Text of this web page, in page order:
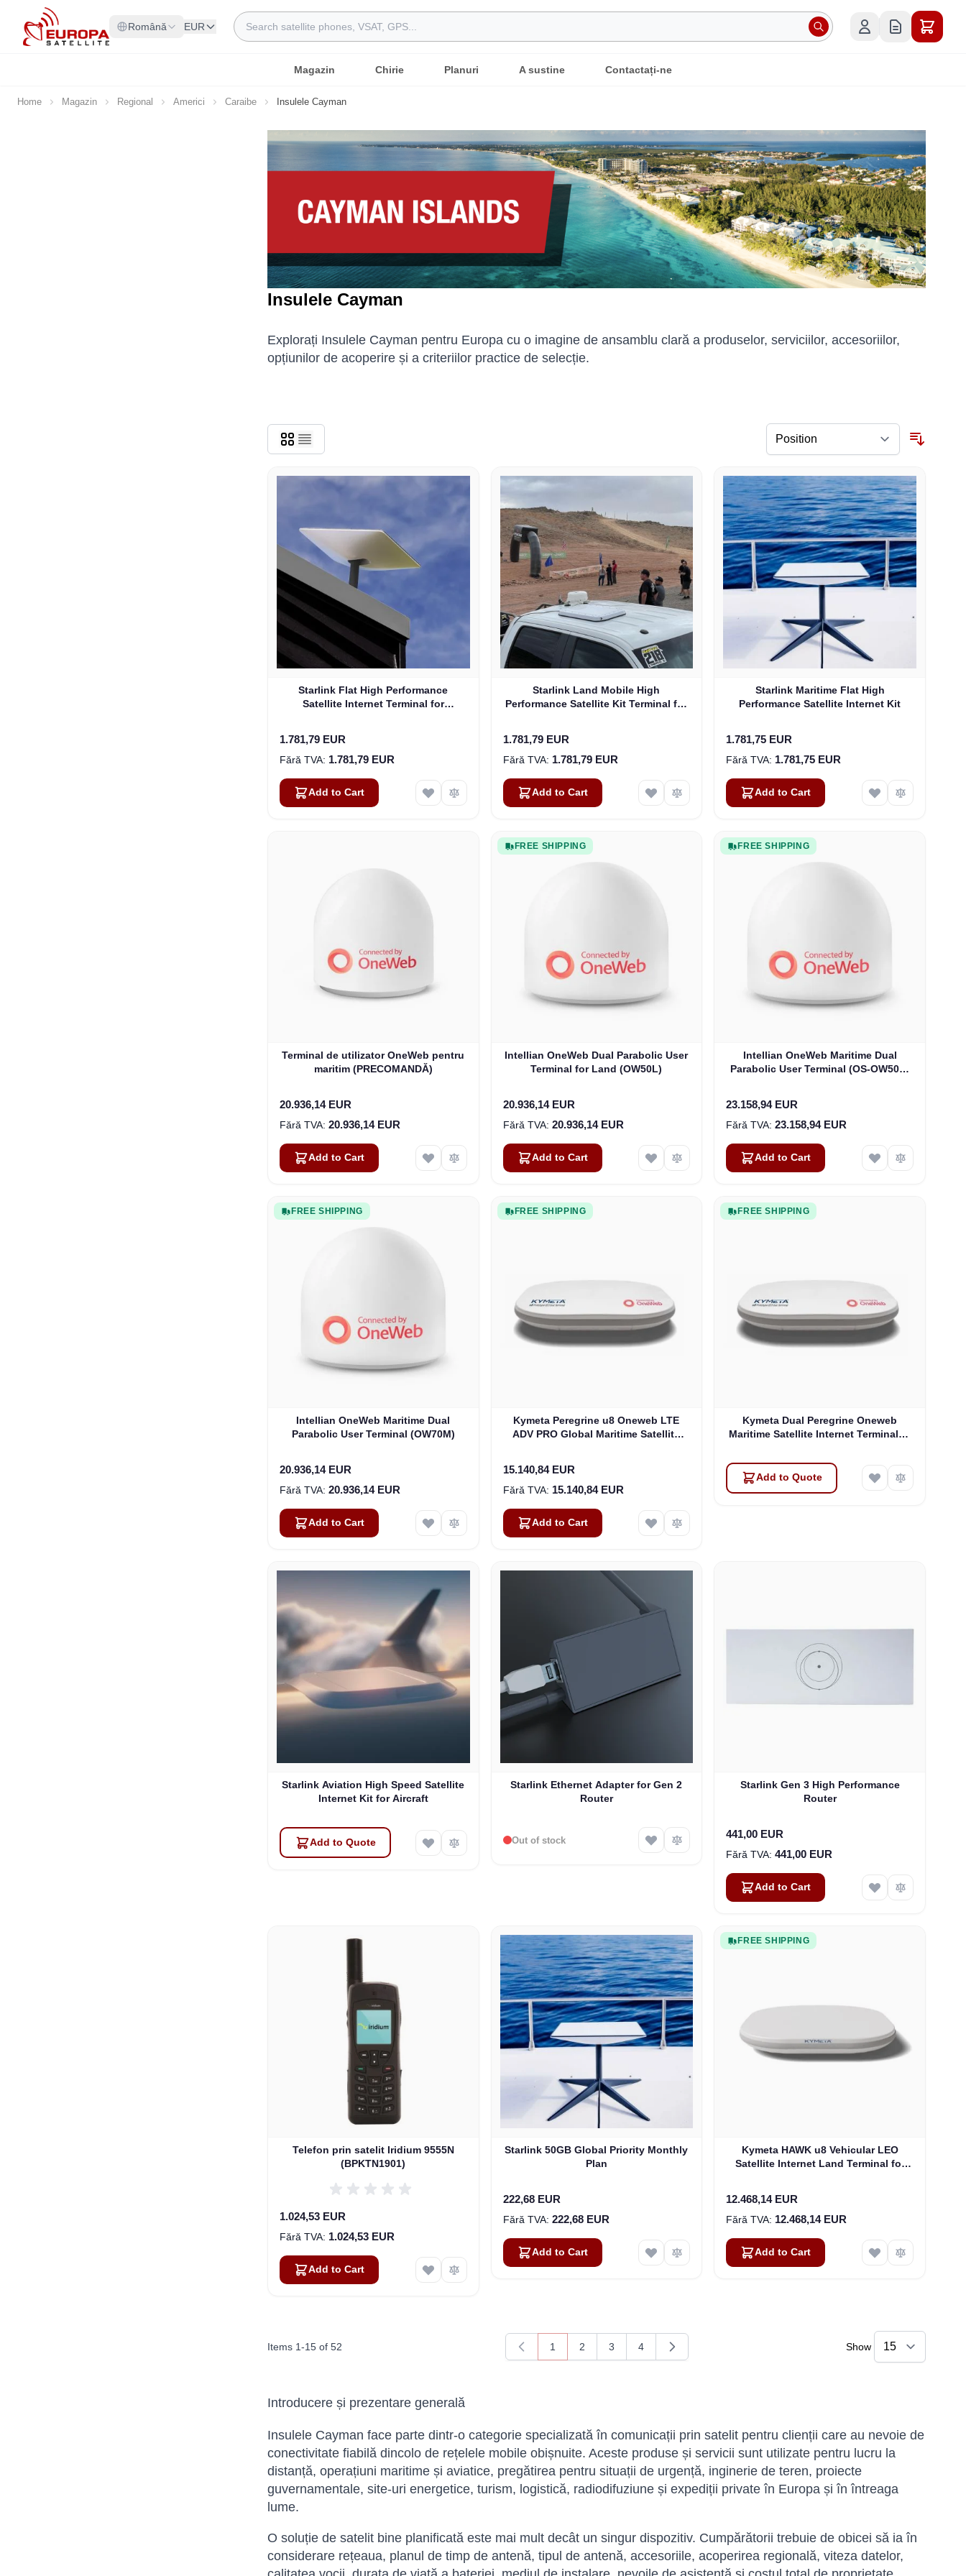
Skip to Content
Română EUR
Search
Magazin Chirie Planuri A sustine Contactați-ne
Home Magazin Regional Americi Caraibe Insulele Cayman
Insulele Cayman
Explorați Insulele Cayman pentru Europa cu o imagine de ansamblu clară a produselor, serviciilor, accesoriilor,
opțiunilor de acoperire și a criteriilor practice de selecție.
Starlink Flat High Performance
Satellite Internet Terminal for
1.781,79 EUR
1.781,79 EUR
Add to Cart
Starlink Land Mobile High
Performance Satellite Kit Terminal for
1.781,79 EUR
1.781,79 EUR
Add to Cart
Starlink Maritime Flat High
Performance Satellite Internet Kit
1.781,75 EUR
1.781,75 EUR
Add to Cart
Terminal de utilizator OneWeb pentru
maritim (PRECOMANDĂ)
20.936,14 EUR
20.936,14 EUR
Add to Cart
FREE SHIPPING
Intellian OneWeb Dual Parabolic User
Terminal for Land (OW50L)
20.936,14 EUR
20.936,14 EUR
Add to Cart
FREE SHIPPING
Intellian OneWeb Maritime Dual
Parabolic User Terminal (OS-OW50P-
23.158,94 EUR
23.158,94 EUR
Add to Cart
FREE SHIPPING
Intellian OneWeb Maritime Dual
Parabolic User Terminal (OW70M)
20.936,14 EUR
20.936,14 EUR
Add to Cart
FREE SHIPPING
Kymeta Peregrine u8 Oneweb LTE
ADV PRO Global Maritime Satellite
15.140,84 EUR
15.140,84 EUR
Add to Cart
FREE SHIPPING
Kymeta Dual Peregrine Oneweb
Maritime Satellite Internet Terminals -
Add to Quote
Starlink Aviation High Speed Satellite
Internet Kit for Aircraft
Add to Quote
Starlink Ethernet Adapter for Gen 2
Router
Out of stock
Starlink Gen 3 High Performance
Router
441,00 EUR
441,00 EUR
Add to Cart
Telefon prin satelit Iridium 9555N
(BPKTN1901)
1.024,53 EUR
1.024,53 EUR
Add to Cart
Starlink 50GB Global Priority Monthly
Plan
222,68 EUR
222,68 EUR
Add to Cart
FREE SHIPPING
Kymeta HAWK u8 Vehicular LEO
Satellite Internet Land Terminal for
12.468,14 EUR
12.468,14 EUR
Add to Cart
Items 1-15 of 52
You're currently reading page
1
Page
2
Page
3
Page
4 Show
Introducere și prezentare generală
Insulele Cayman face parte dintr-o categorie specializată în comunicații prin satelit pentru clienții care au nevoie de
conectivitate fiabilă dincolo de rețelele mobile obișnuite. Aceste produse și servicii sunt utilizate pentru lucru la
distanță, operațiuni maritime și aviatice, pregătirea pentru situații de urgență, inginerie de teren, proiecte
guvernamentale, site-uri energetice, turism, logistică, radiodifuziune și expediții private în Europa și în întreaga
lume.
O soluție de satelit bine planificată este mai mult decât un singur dispozitiv. Cumpărătorii trebuie de obicei să ia în
considerare rețeaua, planul de timp de antenă, tipul de antenă, accesoriile, acoperirea regională, viteza datelor,